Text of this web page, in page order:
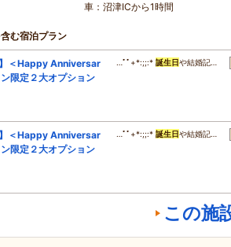
車：沼津ICから1時間
含む宿泊プラン
】＜Happy Anniversar
限定２大オプション
…ﾟﾟ+*:;;:* 誕生日や結婚記…
】＜Happy Anniversar
限定２大オプション
…ﾟﾟ+*:;;:* 誕生日や結婚記…
この施